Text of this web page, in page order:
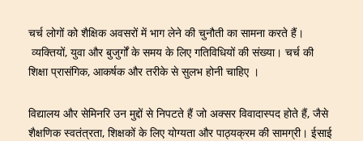
चर्च लोगों को शैक्षिक अवसरों में भाग लेने की चुनौती का सामना करते हैं।
व्यक्तियों, युवा और बुजुर्गों के समय के लिए गतिविधियों की संख्या। चर्च की
शिक्षा प्रासंगिक, आकर्षक और तरीके से सुलभ होनी चाहिए ।
विद्यालय और सेमिनरि उन मुद्दों से निपटते हैं जो अक्सर विवादास्पद होते हैं, जैसे
शैक्षणिक स्वतंत्रता, शिक्षकों के लिए योग्यता और पाठ्यक्रम की सामग्री। ईसाई